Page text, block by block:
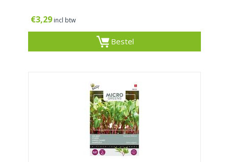
€3,29 incl btw
Bestel